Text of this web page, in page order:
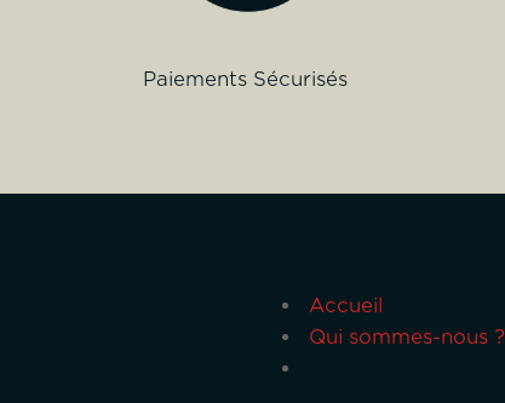
Paiements Sécurisés
Accueil
Qui sommes-nous ?